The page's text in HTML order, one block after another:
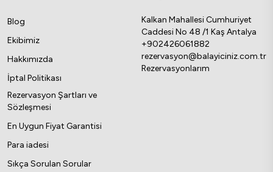
Blog
Ekibimiz
Hakkımızda
İptal Politikası
Rezervasyon Şartları ve
Sözleşmesi
En Uygun Fiyat Garantisi
Para iadesi
Sıkça Sorulan Sorular
Kalkan Mahallesi Cumhuriyet
Caddesi No 48 /1 Kaş Antalya
+902426061882
rezervasyon@balayiciniz.com.tr
Rezervasyonlarım